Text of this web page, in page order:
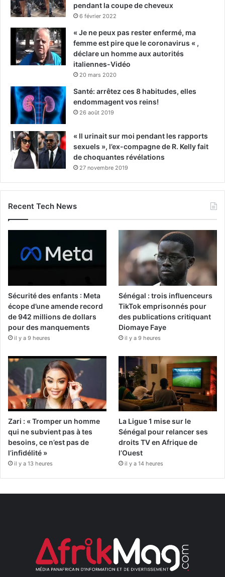
pendant la coupe de cheveux
6 février 2022
« Je ne peux pas rester enfermé, ma
femme est pire que le coronavirus « ,
déclare un homme aux autorités
italiennes-Vidéo
20 mars 2020
Santé: arrêtez ces 8 habitudes, elles
endommagent vos reins!
26 août 2019
« Il urinait sur moi pendant les rapports
sexuels », l’ex-compagne de R. Kelly fait
de choquantes révélations
27 novembre 2019
Recent Tech News
Sécurité des enfants : Meta
écope d’une amende record
de 942 millions de dollars
pour des manquements
il y a 9 heures
Sénégal : trois influenceurs
TikTok emprisonnés pour
des publications critiquant
Diomaye Faye
il y a 9 heures
Zari : « Tromper un homme
qui ne subvient pas à tes
besoins, ce n’est pas de
l’infidélité »
il y a 13 heures
La Ligue 1 mise sur le
Sénégal pour relancer ses
droits TV en Afrique de
l’Ouest
il y a 14 heures